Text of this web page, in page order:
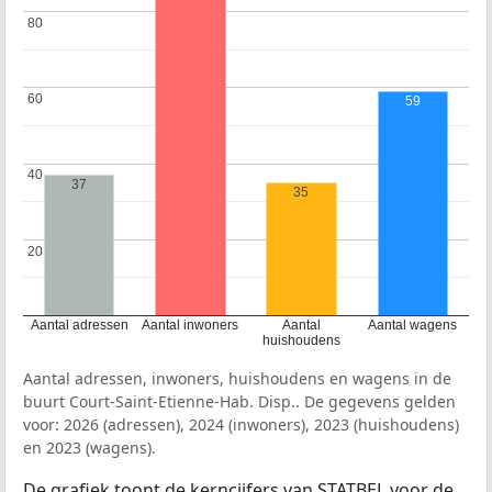
Aantal adressen Aantal inwoners
Aantal
huishoudens
Aantal wagens
20
20
40
40
60
60
80
80
37 35
59
Aantal adressen, inwoners, huishoudens en wagens in de
buurt Court-Saint-Etienne-Hab. Disp.. De gegevens gelden
voor: 2026 (adressen), 2024 (inwoners), 2023 (huishoudens)
en 2023 (wagens).